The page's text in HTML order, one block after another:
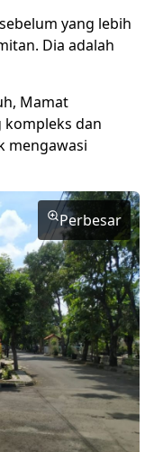
yang lebih
Dia adalah
Mamat
dan
mengawasi
Perbesar